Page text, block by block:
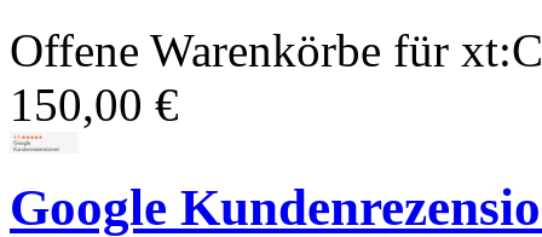
Offene Warenkörbe für
150,00 €
Google